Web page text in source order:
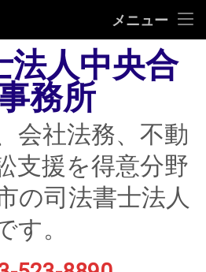
メニュー
りの方
法人中央合
務所
会社法務、不動
支援を得意分野
の司法書士法人
す。